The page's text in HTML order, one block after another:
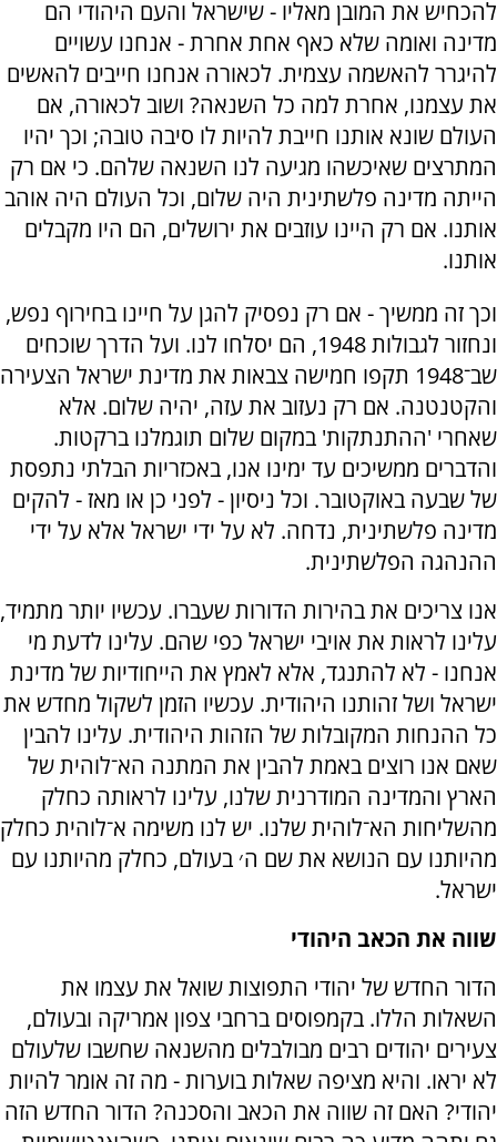
להכחיש את המובן מאליו - שישראל והעם היהודי הם
מדינה ואומה שלא כאף אחת אחרת - אנחנו עשויים
להיגרר להאשמה עצמית. לכאורה אנחנו חייבים להאשים
את עצמנו, אחרת למה כל השנאה? ושוב לכאורה, אם
העולם שונא אותנו חייבת להיות לו סיבה טובה; וכך יהיו
המתרצים שאיכשהו מגיעה לנו השנאה שלהם. כי אם רק
הייתה מדינה פלשתינית היה שלום, וכל העולם היה אוהב
אותנו. אם רק היינו עוזבים את ירושלים, הם היו מקבלים
אותנו.
וכך זה ממשיך - אם רק נפסיק להגן על חיינו בחירוף נפש,
ונחזור לגבולות 1948, הם יסלחו לנו. ועל הדרך שוכחים
שב־1948 תקפו חמישה צבאות את מדינת ישראל הצעירה
והקטנטנה. אם רק נעזוב את עזה, יהיה שלום. אלא
שאחרי 'ההתנתקות' במקום שלום תוגמלנו ברקטות.
והדברים ממשיכים עד ימינו אנו, באכזריות הבלתי נתפסת
של שבעה באוקטובר. וכל ניסיון - לפני כן או מאז - להקים
מדינה פלשתינית, נדחה. לא על ידי ישראל אלא על ידי
ההנהגה הפלשתינית.
אנו צריכים את בהירות הדורות שעברו. עכשיו יותר מתמיד,
עלינו לראות את אויבי ישראל כפי שהם. עלינו לדעת מי
אנחנו - לא להתנגד, אלא לאמץ את הייחודיות של מדינת
ישראל ושל זהותנו היהודית. עכשיו הזמן לשקול מחדש את
כל ההנחות המקובלות של הזהות היהודית. עלינו להבין
שאם אנו רוצים באמת להבין את המתנה הא־לוהית של
הארץ והמדינה המודרנית שלנו, עלינו לראותה כחלק
מהשליחות הא־לוהית שלנו. יש לנו משימה א־לוהית כחלק
מהיותנו עם הנושא את שם ה׳ בעולם, כחלק מהיותנו עם
ישראל.
שווה את הכאב היהודי
הדור החדש של יהודי התפוצות שואל את עצמו את
השאלות הללו. בקמפוסים ברחבי צפון אמריקה ובעולם,
צעירים יהודים רבים מבולבלים מהשנאה שחשבו שלעולם
לא יראו. והיא מציפה שאלות בוערות - מה זה אומר להיות
יהודי? האם זה שווה את הכאב והסכנה? הדור החדש הזה